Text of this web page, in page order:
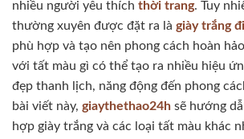
nhiều người yêu thích thời trang. Tuy
thường xuyên được đặt ra là giày trắng
phù hợp và tạo nên phong cách hoàn
với tất màu gì có thể tạo ra nhiều hiệu
đẹp thanh lịch, năng động đến phong
bài viết này, giaythethao24h sẽ hướng
hợp giày trắng và các loại tất màu khác